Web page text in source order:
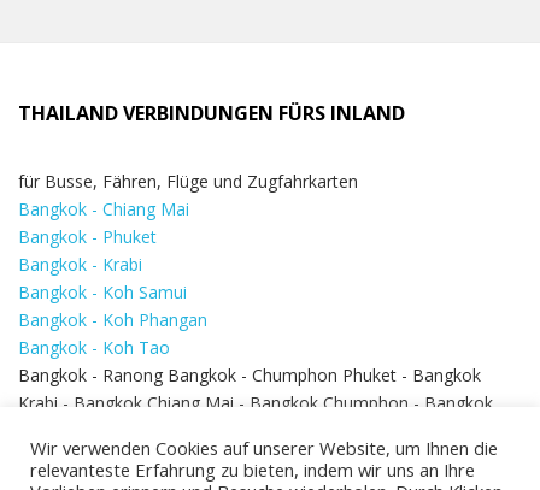
THAILAND VERBINDUNGEN FÜRS INLAND
für Busse, Fähren, Flüge und Zugfahrkarten
Bangkok - Chiang Mai
Bangkok - Phuket
Bangkok - Krabi
Bangkok - Koh Samui
Bangkok - Koh Phangan
Bangkok - Koh Tao
Bangkok - Ranong Bangkok - Chumphon Phuket - Bangkok
Krabi - Bangkok Chiang Mai - Bangkok Chumphon - Bangkok
Bangkok - Hua Hin
Wir verwenden Cookies auf unserer Website, um Ihnen die
relevanteste Erfahrung zu bieten, indem wir uns an Ihre